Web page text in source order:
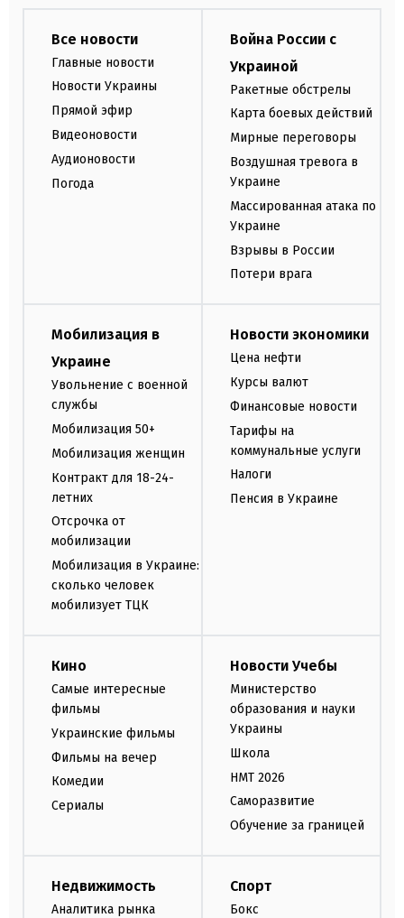
Все новости
Главные новости
Новости Украины
Прямой эфир
Видеоновости
Аудионовости
Погода
Война России с
Украиной
Ракетные обстрелы
Карта боевых действий
Мирные переговоры
Воздушная тревога в
Украине
Массированная атака по
Украине
Взрывы в России
Потери врага
Мобилизация в
Украине
Увольнение с военной
службы
Мобилизация 50+
Мобилизация женщин
Контракт для 18-24-
летних
Отсрочка от
мобилизации
Мобилизация в Украине:
сколько человек
мобилизует ТЦК
Новости экономики
Цена нефти
Курсы валют
Финансовые новости
Тарифы на
коммунальные услуги
Налоги
Пенсия в Украине
Кино
Самые интересные
фильмы
Украинские фильмы
Фильмы на вечер
Комедии
Сериалы
Новости Учебы
Министерство
образования и науки
Украины
Школа
НМТ 2026
Саморазвитие
Обучение за границей
Недвижимость
Аналитика рынка
Спорт
Бокс